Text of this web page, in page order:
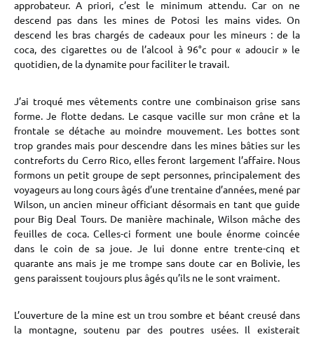
approbateur. A priori, c’est le minimum attendu. Car on ne
descend pas dans les mines de Potosi les mains vides. On
descend les bras chargés de cadeaux pour les mineurs : de la
coca, des cigarettes ou de l’alcool à 96°c pour « adoucir » le
quotidien, de la dynamite pour faciliter le travail.
J’ai troqué mes vêtements contre une combinaison grise sans
forme. Je flotte dedans. Le casque vacille sur mon crâne et la
frontale se détache au moindre mouvement. Les bottes sont
trop grandes mais pour descendre dans les mines bâties sur les
contreforts du Cerro Rico, elles feront largement l’affaire. Nous
formons un petit groupe de sept personnes, principalement des
voyageurs au long cours âgés d’une trentaine d’années, mené par
Wilson, un ancien mineur officiant désormais en tant que guide
pour Big Deal Tours. De manière machinale, Wilson mâche des
feuilles de coca. Celles-ci forment une boule énorme coincée
dans le coin de sa joue. Je lui donne entre trente-cinq et
quarante ans mais je me trompe sans doute car en Bolivie, les
gens paraissent toujours plus âgés qu’ils ne le sont vraiment.
L’ouverture de la mine est un trou sombre et béant creusé dans
la montagne, soutenu par des poutres usées. Il existerait